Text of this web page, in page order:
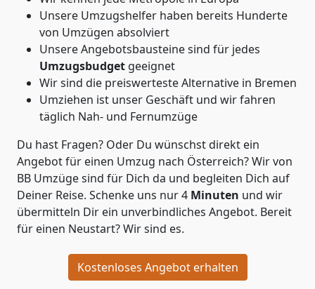
Unsere Umzugshelfer haben bereits Hunderte
von Umzügen absolviert
Unsere Angebotsbausteine sind für jedes
Umzugsbudget geeignet
Wir sind die preiswerteste Alternative in Bremen
Umziehen ist unser Geschäft und wir fahren
täglich Nah- und Fernumzüge
Du hast Fragen? Oder Du wünschst direkt ein
Angebot für einen Umzug nach Österreich? Wir von
BB Umzügesind für Dich da und begleiten Dich auf
Deiner Reise. Schenke uns nur4 Minuten und wir
übermitteln Dir ein unverbindliches Angebot. Bereit
für einen Neustart? Wir sind es.
Kostenloses Angebot erhalten